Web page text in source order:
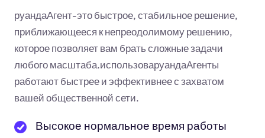
руандаАгент-это быстрое, стабильное решение,
приближающееся к непреодолимому решению,
которое позволяет вам брать сложные задачи
любого масштаба.использоваруандаАгенты
работают быстрее и эффективнее с захватом
вашей общественной сети.
Высокое нормальное время работы